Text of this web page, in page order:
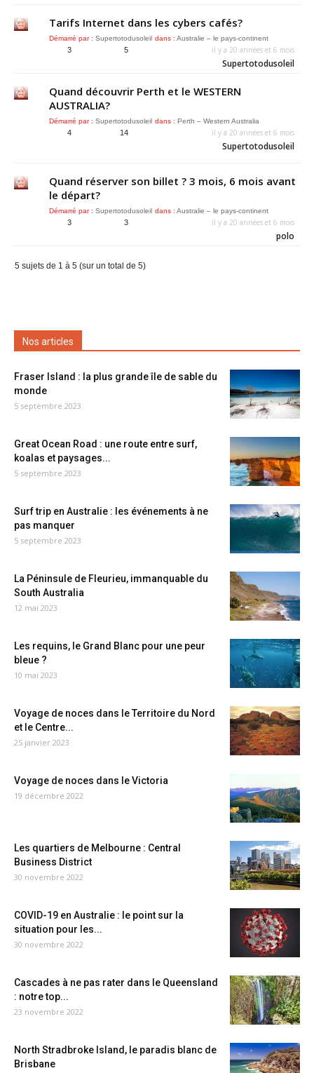
Tarifs Internet dans les cybers cafés?
Démarré par : Supertotodusoleil dans : Australie – le pays-continent
3 5 il y a 20 années et 6 mois
Supertotodusoleil
Quand découvrir Perth et le WESTERN
AUSTRALIA?
Démarré par : Supertotodusoleil dans : Perth – Western Australia
4 14 il y a 20 années et 6 mois
Supertotodusoleil
Quand réserver son billet ? 3 mois, 6 mois avant
le départ?
Démarré par : Supertotodusoleil dans : Australie – le pays-continent
3 3 il y a 20 années et 6 mois
polo
5 sujets de 1 à 5 (sur un total de 5)
Nos articles
Fraser Island : la plus grande île de sable du
monde
5 septembre 2023
Great Ocean Road : une route entre surf,
koalas et paysages...
5 septembre 2023
Surf trip en Australie : les événements à ne
pas manquer
5 septembre 2023
La Péninsule de Fleurieu, immanquable du
South Australia
12 mai 2023
Les requins, le Grand Blanc pour une peur
bleue ?
10 mai 2023
Voyage de noces dans le Territoire du Nord
et le Centre...
25 janvier 2023
Voyage de noces dans le Victoria
19 décembre 2022
Les quartiers de Melbourne : Central
Business District
30 novembre 2022
COVID-19 en Australie : le point sur la
situation pour les...
30 novembre 2022
Cascades à ne pas rater dans le Queensland
: notre top...
23 novembre 2022
North Stradbroke Island, le paradis blanc de
Brisbane